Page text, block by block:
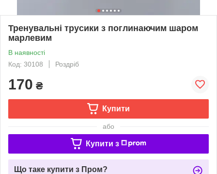
Тренувальні трусики з поглинаючим шаром
марлевим
В наявності
Код: 30108
Роздріб
170 ₴
Купити
або
Купити з
Що таке купити з Пром?